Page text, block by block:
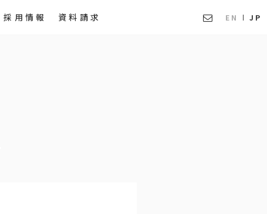
採用情報 資料請求 EN JP